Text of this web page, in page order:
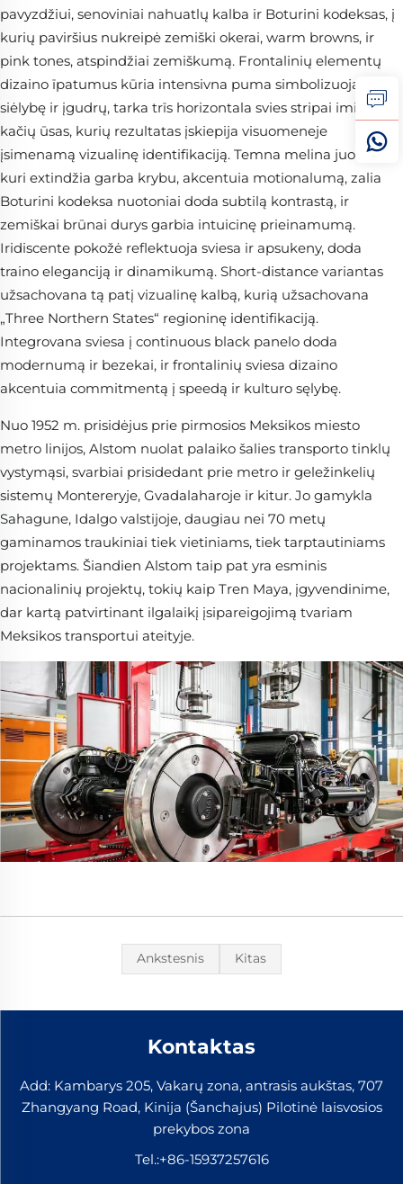
pavyzdžiui, senoviniai nahuatlų kalba ir Boturini kodeksas, į
kurių paviršius nukreipė zemiški okerai, warm browns, ir
pink tones, atspindžiai zemiškumą. Frontalinių elementų
dizaino īpatumus kūria intensivna puma simbolizuojančia
siėlybę ir įgudrų, tarka trīs horizontala svies stripai imituoja
kačių ūsas, kurių rezultatas įskiepija visuomeneje
įsimenamą vizualinę identifikaciją. Temna melina juosta,
kuri extindžia garba krybu, akcentuia motionalumą, zalia
Boturini kodeksa nuotoniai doda subtilą kontrastą, ir
zemiškai brūnai durys garbia intuicinę prieinamumą.
Iridiscente pokožė reflektuoja sviesa ir apsukeny, doda
traino eleganciją ir dinamikumą. Short-distance variantas
užsachovana tą patį vizualinę kalbą, kurią užsachovana
„Three Northern States“ regioninę identifikaciją.
Integrovana sviesa į continuous black panelo doda
modernumą ir bezekai, ir frontalinių sviesa dizaino
akcentuia commitmentą į speedą ir kulturo sęlybę.
Nuo 1952 m. prisidėjus prie pirmosios Meksikos miesto
metro linijos, Alstom nuolat palaiko šalies transporto tinklų
vystymąsi, svarbiai prisidedant prie metro ir geležinkelių
sistemų Montereryje, Gvadalaharoje ir kitur. Jo gamykla
Sahagune, Idalgo valstijoje, daugiau nei 70 metų
gaminamos traukiniai tiek vietiniams, tiek tarptautiniams
projektams. Šiandien Alstom taip pat yra esminis
nacionalinių projektų, tokių kaip Tren Maya, įgyvendinime,
dar kartą patvirtinant ilgalaikį įsipareigojimą tvariam
Meksikos transportui ateityje.
Ankstesnis Kitas
Kontaktas
Add: Kambarys 205, Vakarų zona, antrasis aukštas, 707
Zhangyang Road, Kinija (Šanchajus) Pilotinė laisvosios
prekybos zona
Tel.:+86-15937257616